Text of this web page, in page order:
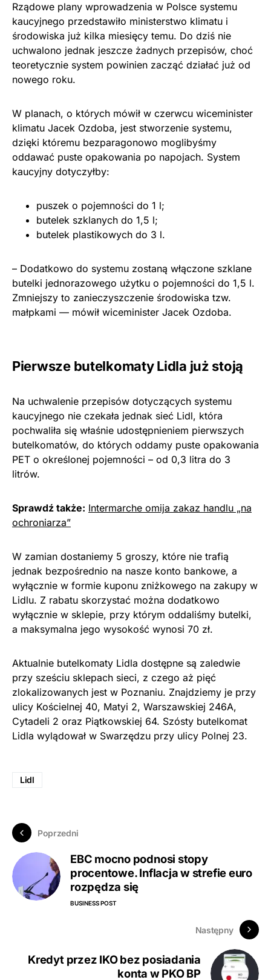
Rządowe plany wprowadzenia w Polsce systemu
kaucyjnego przedstawiło ministerstwo klimatu i
środowiska już kilka miesięcy temu. Do dziś nie
uchwalono jednak jeszcze żadnych przepisów, choć
teoretycznie system powinien zacząć działać już od
nowego roku.
W planach, o których mówił w czerwcu wiceminister
klimatu Jacek Ozdoba, jest stworzenie systemu,
dzięki któremu bezparagonowo moglibyśmy
oddawać puste opakowania po napojach. System
kaucyjny dotyczyłby:
puszek o pojemności do 1 l;
butelek szklanych do 1,5 l;
butelek plastikowych do 3 l.
– Dodatkowo do systemu zostaną włączone szklane
butelki jednorazowego użytku o pojemności do 1,5 l.
Zmniejszy to zanieczyszczenie środowiska tzw.
małpkami — mówił wiceminister Jacek Ozdoba.
Pierwsze butelkomaty Lidla już stoją
Na uchwalenie przepisów dotyczących systemu
kaucyjnego nie czekała jednak sieć Lidl, która
pochwaliła się właśnie udostępnieniem pierwszych
butelkomatów, do których oddamy puste opakowania
PET o określonej pojemności – od 0,3 litra do 3
litrów.
Sprawdź także: Intermarche omija zakaz handlu „na
ochroniarza”
W zamian dostaniemy 5 groszy, które nie trafią
jednak bezpośrednio na nasze konto bankowe, a
wyłącznie w formie kuponu zniżkowego na zakupy w
Lidlu. Z rabatu skorzystać można dodatkowo
wyłącznie w sklepie, przy którym oddaliśmy butelki,
a maksymalna jego wysokość wynosi 70 zł.
Aktualnie butelkomaty Lidla dostępne są zaledwie
przy sześciu sklepach sieci, z czego aż pięć
zlokalizowanych jest w Poznaniu. Znajdziemy je przy
ulicy Kościelnej 40, Matyi 2, Warszawskiej 246A,
Cytadeli 2 oraz Piątkowskiej 64. Szósty butelkomat
Lidla wylądował w Swarzędzu przy ulicy Polnej 23.
Lidl
Poprzedni
EBC mocno podnosi stopy
procentowe. Inflacja w strefie euro
rozpędza się
BUSINESS POST
Następny
Kredyt przez IKO bez posiadania
konta w PKO BP